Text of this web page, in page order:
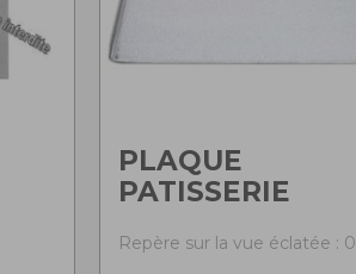
PLAQUE
PATISSERIE
Repère sur la vue éclatée : 0